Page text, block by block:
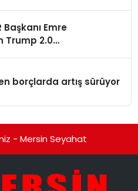
Başkanı Emre
Trump 2.0
borçlarda artış sürüyor
- Mersin Seyahat